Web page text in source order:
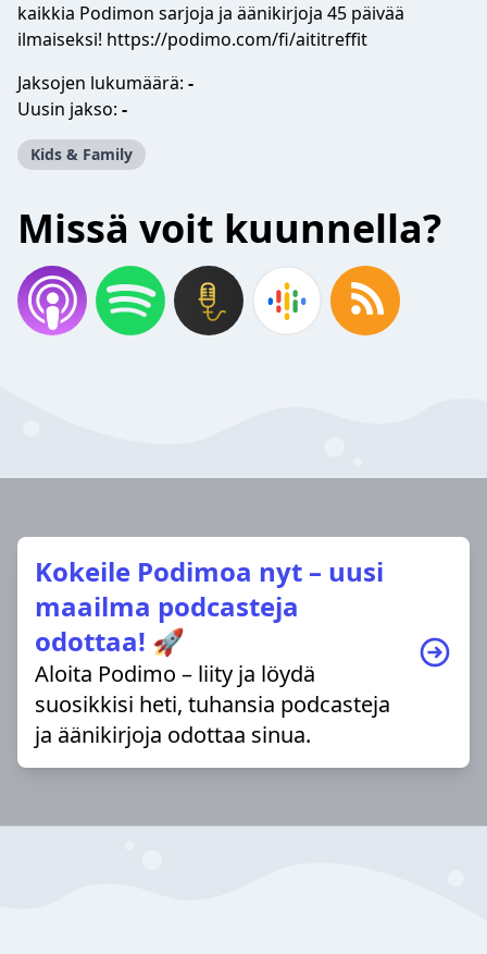
kaikkia Podimon sarjoja ja äänikirjoja 45 päivää
ilmaiseksi! https://podimo.com/fi/aititreffit
Jaksojen lukumäärä: -
Uusin jakso: -
Kids & Family
Missä voit kuunnella?
Kokeile Podimoa nyt – uusi
maailma podcasteja
odottaa! 🚀
Aloita Podimo – liity ja löydä
suosikkisi heti, tuhansia podcasteja
ja äänikirjoja odottaa sinua.